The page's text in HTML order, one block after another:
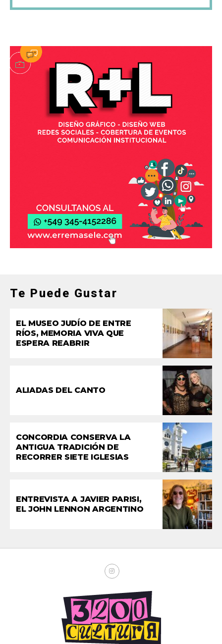
Te Puede Gustar
EL MUSEO JUDÍO DE ENTRE
RÍOS, MEMORIA VIVA QUE
ESPERA REABRIR
ALIADAS DEL CANTO
CONCORDIA CONSERVA LA
ANTIGUA TRADICIÓN DE
RECORRER SIETE IGLESIAS
ENTREVISTA A JAVIER PARISI,
EL JOHN LENNON ARGENTINO